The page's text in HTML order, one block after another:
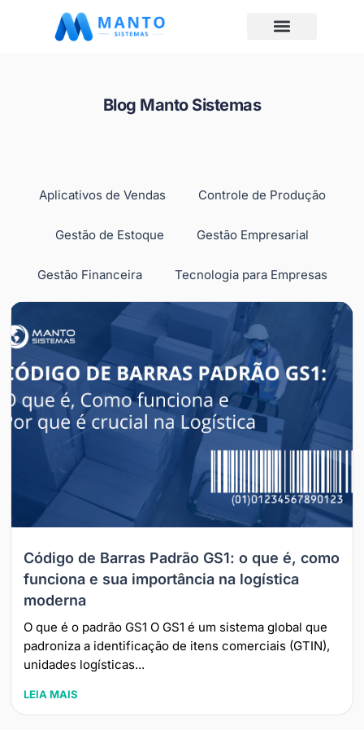
Blog Manto Sistemas
Aplicativos de Vendas Controle de Produção
Gestão de Estoque Gestão Empresarial
Gestão Financeira Tecnologia para Empresas
Código de Barras Padrão GS1: o que é, como
funciona e sua importância na logística
moderna
O que é o padrão GS1 O GS1 é um sistema global que
padroniza a identificação de itens comerciais (GTIN),
unidades logísticas...
LEIA MAIS